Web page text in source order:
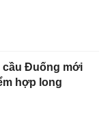
cầu Đuống mới
hợp long